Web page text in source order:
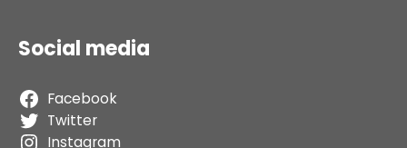
Social media
Facebook
Twitter
Instagram